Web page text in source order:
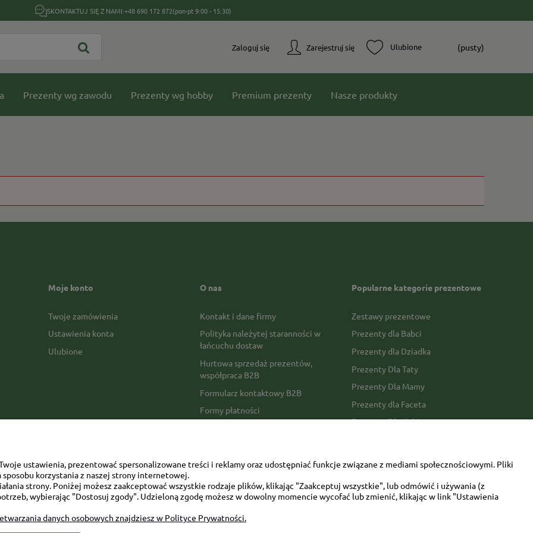
SKONTAKTUJ SIĘ Z NAMI:+48 690 172 872(pon-pt 9:00 - 15:30)
Zarejestruj się
Zaloguj się (pusty)
Prezenty wg zawodu Prezenty wg hobby Premium prezenty Nasze produkty
Moje konto
Twoje zamówienia
Ustawienia konta
Ulubione
O nas
Kontakt i dane firmy
Polityka należytej staranności w
łańcuchu dostaw
Hurtowa sprzedaż prezentów,
współpraca B2B
Formularz kontaktowy B2B
Formy płatności
Opinie Trustmate
Mapa kategorii
Popularne kategorie prezentowe
Zestawy prezentowe
Prezenty dla Babci
Prezenty dla Dziadka
Prezenty Dla Taty
Prezenty Dla Mamy
Prezenty dla Faceta
Prezenty Dla Kobiety
ustawienia, prezentować spersonalizowane treści i reklamy oraz udostępniać funkcje związane z mediami społecznościowymi. Pliki
korzystania z naszej strony internetowej.
strony. Poniżej możesz zaakceptować wszystkie rodzaje plików, klikając "Zaakceptuj wszystkie", lub odmówić i używania (z
wybierając "Dostosuj zgody". Udzieloną zgodę możesz w dowolny momencie wycofać lub zmienić, klikając w link "Ustawienia
danych osobowych znajdziesz w Polityce Prywatności.